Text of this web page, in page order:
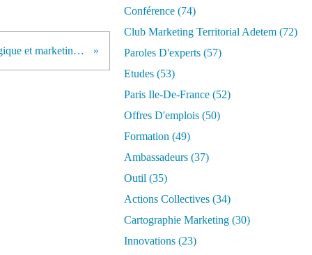
Transition écologique et marketing territorial : 13 novembre
Conférence (74)
Club Marketing Territorial Adetem (72)
Paroles D'experts (57)
Etudes (53)
Paris Ile-De-France (52)
Offres D'emplois (50)
Formation (49)
Ambassadeurs (37)
Outil (35)
Actions Collectives (34)
Cartographie Marketing (30)
Innovations (23)